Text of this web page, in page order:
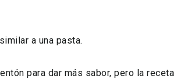
a una pasta.
para dar más sabor, pero la receta